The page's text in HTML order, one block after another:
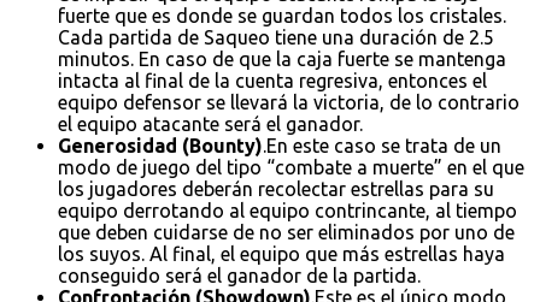
fuerte que es donde se guardan todos los cristales.
Cada partida de Saqueo tiene una duración de 2.5
minutos. En caso de que la caja fuerte se mantenga
intacta al final de la cuenta regresiva, entonces el
equipo defensor se llevará la victoria, de lo contrario
el equipo atacante será el ganador.
Generosidad (Bounty).En este caso se trata de un
modo de juego del tipo “combate a muerte” en el que
los jugadores deberán recolectar estrellas para su
equipo derrotando al equipo contrincante, al tiempo
que deben cuidarse de no ser eliminados por uno de
los suyos. Al final, el equipo que más estrellas haya
conseguido será el ganador de la partida.
Confrontación (Showdown).Este es el único modo